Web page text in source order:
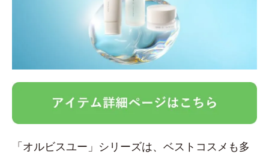
「オルビスユー」シリーズは、ベストコスメも多